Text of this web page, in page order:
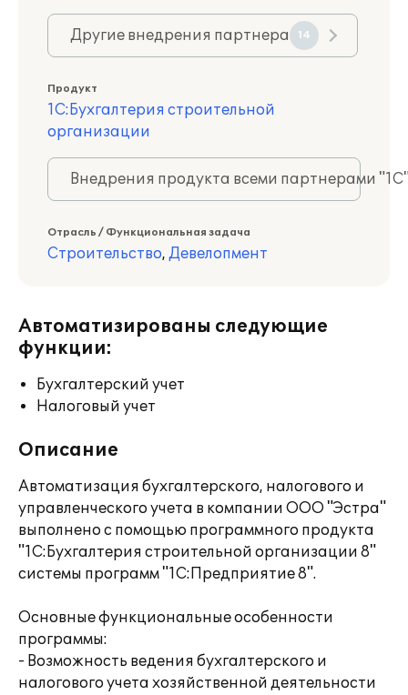
Другие внедрения партнера 14
Продукт
1С:Бухгалтерия строительной
организации
Внедрения продукта всеми партнерами
Отрасль / Функциональная задача
Строительство, Девелопмент
Автоматизированы следующие
функции:
Бухгалтерский учет
Налоговый учет
Описание
Автоматизация бухгалтерского, налогового и
управленческого учета в компании ООО "Эстра"
выполнено с помощью программного продукта
"1С:Бухгалтерия строительной организации 8"
системы программ "1С:Предприятие 8".
Основные функциональные особенности
программы:
- Возможность ведения бухгалтерского и
налогового учета хозяйственной деятельности